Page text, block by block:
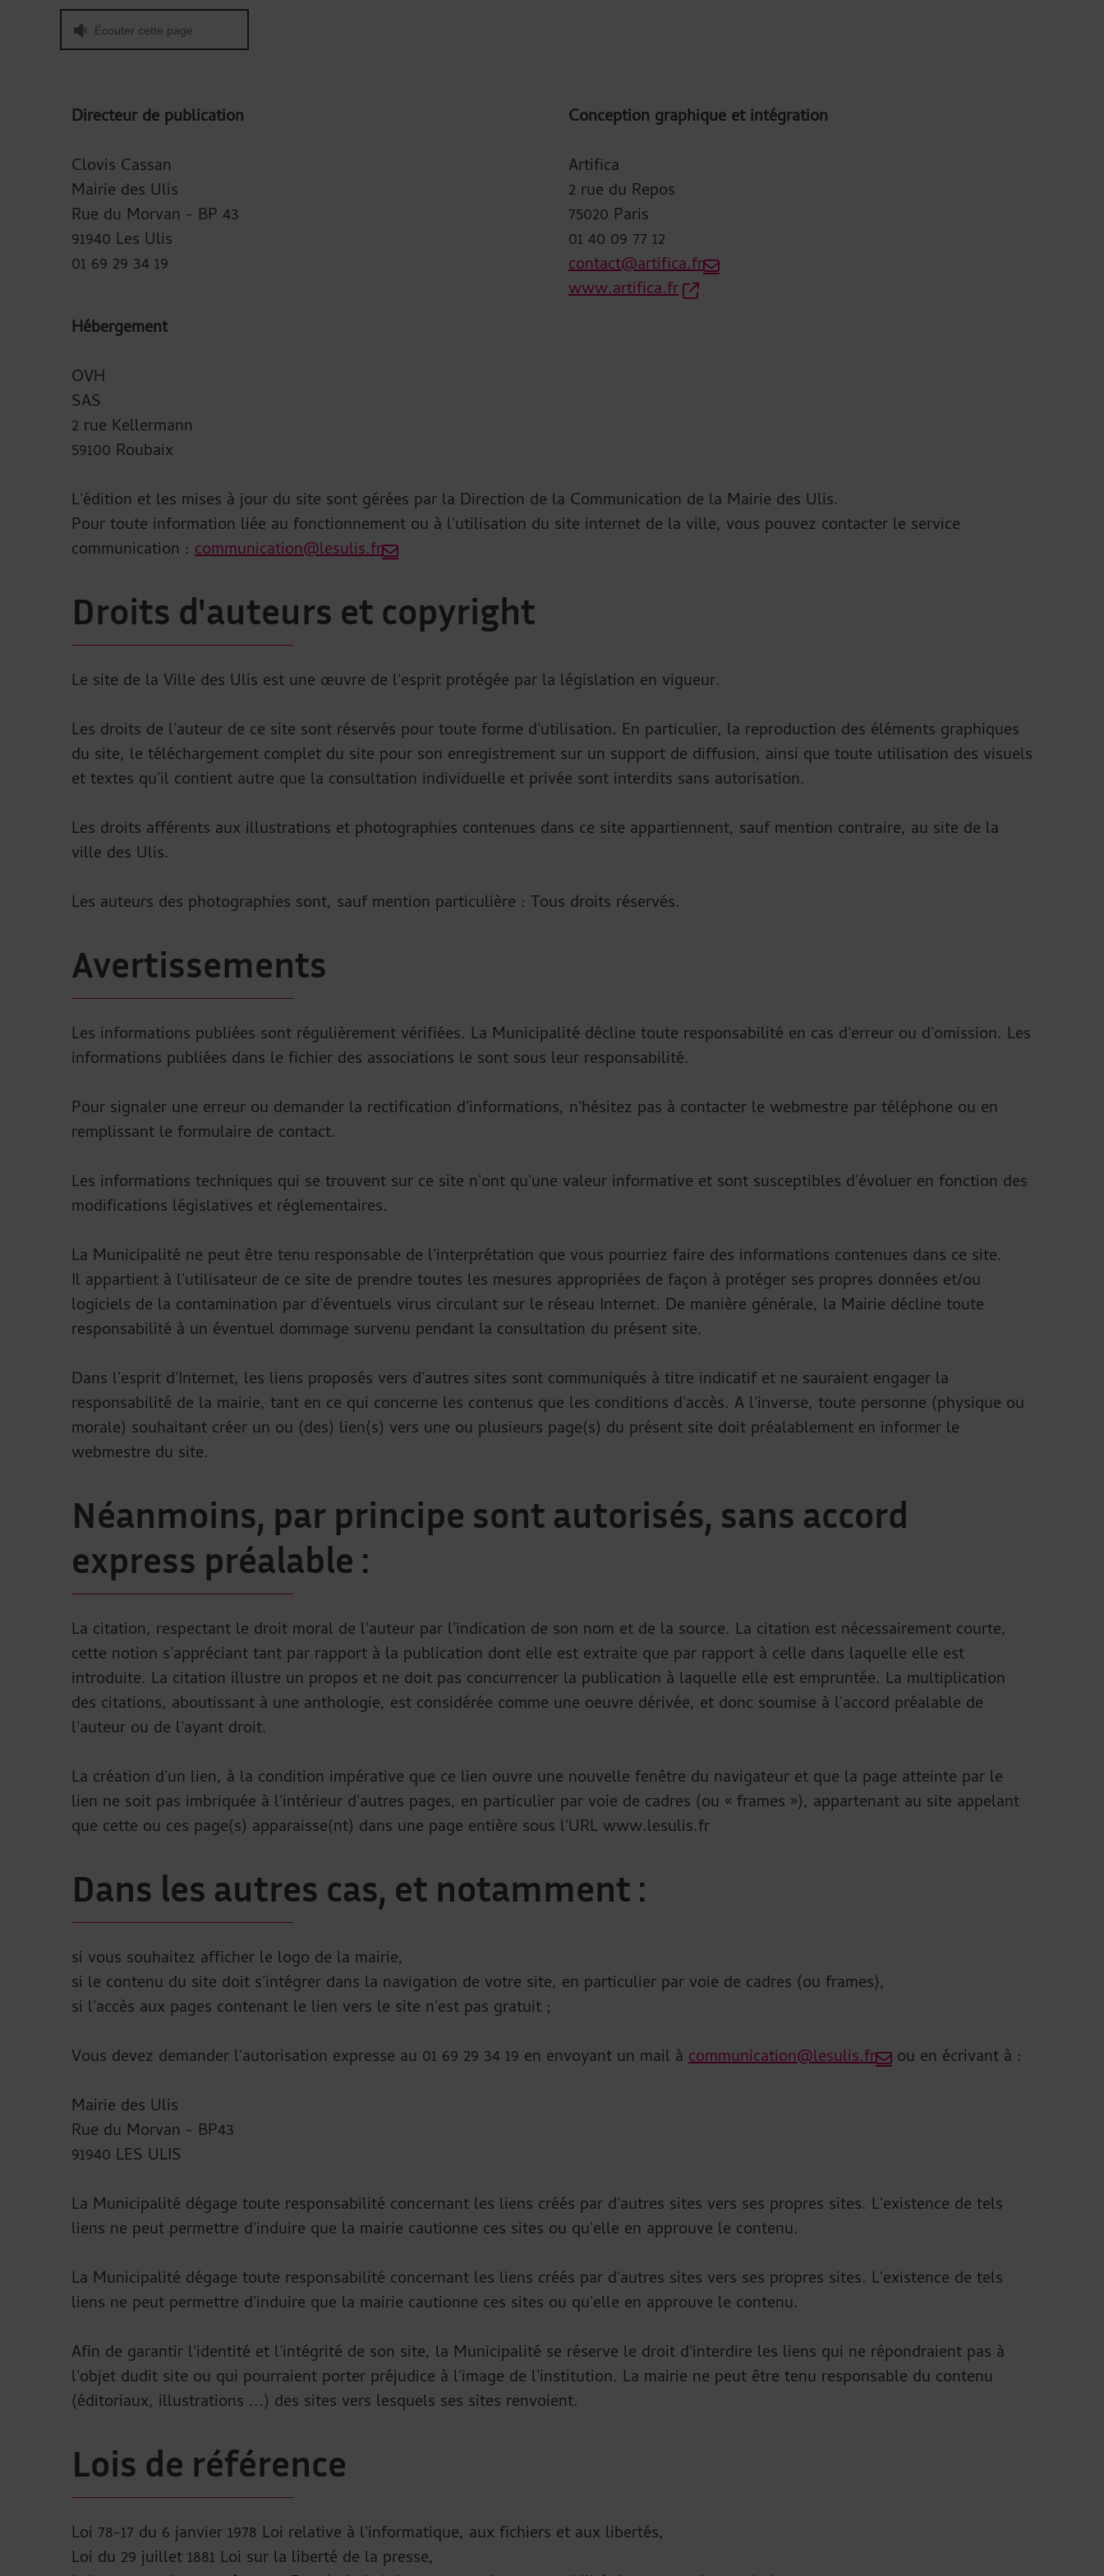
Écouter cette page
Directeur de publication
Clovis Cassan
Mairie des Ulis
Rue du Morvan - BP 43
91940 Les Ulis
01 69 29 34 19
Conception graphique et intégration
Artifica
2 rue du Repos
75020 Paris
01 40 09 77 12
contact@artifica.fr
www.artifica.fr
Hébergement
OVH
SAS
2 rue Kellermann
59100 Roubaix
L'édition et les mises à jour du site sont gérées par la Direction de la Communication de la Mairie des Ulis.
Pour toute information liée au fonctionnement ou à l'utilisation du site internet de la ville, vous pouvez contacter le service
communication : communication@lesulis.fr
Droits d'auteurs et copyright
Le site de la Ville des Ulis est une œuvre de l'esprit protégée par la législation en vigueur.
Les droits de l'auteur de ce site sont réservés pour toute forme d'utilisation. En particulier, la reproduction des éléments graphiques
du site, le téléchargement complet du site pour son enregistrement sur un support de diffusion, ainsi que toute utilisation des visuels
et textes qu'il contient autre que la consultation individuelle et privée sont interdits sans autorisation.
Les droits afférents aux illustrations et photographies contenues dans ce site appartiennent, sauf mention contraire, au site de la
ville des Ulis.
Les auteurs des photographies sont, sauf mention particulière : Tous droits réservés.
Avertissements
Les informations publiées sont régulièrement vérifiées. La Municipalité décline toute responsabilité en cas d'erreur ou d'omission. Les
informations publiées dans le fichier des associations le sont sous leur responsabilité.
Pour signaler une erreur ou demander la rectification d'informations, n'hésitez pas à contacter le webmestre par téléphone ou en
remplissant le formulaire de contact.
Les informations techniques qui se trouvent sur ce site n'ont qu'une valeur informative et sont susceptibles d'évoluer en fonction des
modifications législatives et réglementaires.
La Municipalité ne peut être tenu responsable de l'interprétation que vous pourriez faire des informations contenues dans ce site.
Il appartient à l'utilisateur de ce site de prendre toutes les mesures appropriées de façon à protéger ses propres données et/ou
logiciels de la contamination par d'éventuels virus circulant sur le réseau Internet. De manière générale, la Mairie décline toute
responsabilité à un éventuel dommage survenu pendant la consultation du présent site.
Dans l'esprit d'Internet, les liens proposés vers d'autres sites sont communiqués à titre indicatif et ne sauraient engager la
responsabilité de la mairie, tant en ce qui concerne les contenus que les conditions d'accès. A l'inverse, toute personne (physique ou
morale) souhaitant créer un ou (des) lien(s) vers une ou plusieurs page(s) du présent site doit préalablement en informer le
webmestre du site.
Néanmoins, par principe sont autorisés, sans accord
express préalable :
La citation, respectant le droit moral de l'auteur par l'indication de son nom et de la source. La citation est nécessairement courte,
cette notion s'appréciant tant par rapport à la publication dont elle est extraite que par rapport à celle dans laquelle elle est
introduite. La citation illustre un propos et ne doit pas concurrencer la publication à laquelle elle est empruntée. La multiplication
des citations, aboutissant à une anthologie, est considérée comme une oeuvre dérivée, et donc soumise à l'accord préalable de
l'auteur ou de l'ayant droit.
La création d'un lien, à la condition impérative que ce lien ouvre une nouvelle fenêtre du navigateur et que la page atteinte par le
lien ne soit pas imbriquée à l'intérieur d'autres pages, en particulier par voie de cadres (ou « frames »), appartenant au site appelant
que cette ou ces page(s) apparaisse(nt) dans une page entière sous l'URL www.lesulis.fr
Dans les autres cas, et notamment :
si vous souhaitez afficher le logo de la mairie,
si le contenu du site doit s'intégrer dans la navigation de votre site, en particulier par voie de cadres (ou frames),
si l'accès aux pages contenant le lien vers le site n'est pas gratuit ;
Vous devez demander l'autorisation expresse au 01 69 29 34 19 en envoyant un mail à communication@lesulis.fr
ou en écrivant à :
Mairie des Ulis
Rue du Morvan - BP43
91940 LES ULIS
La Municipalité dégage toute responsabilité concernant les liens créés par d'autres sites vers ses propres sites. L'existence de tels
liens ne peut permettre d'induire que la mairie cautionne ces sites ou qu'elle en approuve le contenu.
La Municipalité dégage toute responsabilité concernant les liens créés par d'autres sites vers ses propres sites. L'existence de tels
liens ne peut permettre d'induire que la mairie cautionne ces sites ou qu'elle en approuve le contenu.
Afin de garantir l'identité et l'intégrité de son site, la Municipalité se réserve le droit d'interdire les liens qui ne répondraient pas à
l'objet dudit site ou qui pourraient porter préjudice à l'image de l'institution. La mairie ne peut être tenu responsable du contenu
(éditoriaux, illustrations ...) des sites vers lesquels ses sites renvoient.
Lois de référence
Loi 78-17 du 6 janvier 1978 Loi relative à l'informatique, aux fichiers et aux libertés,
Loi du 29 juillet 1881 Loi sur la liberté de la presse,